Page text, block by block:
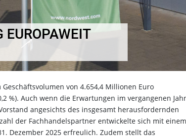
EUROPAWEIT
von 4.654,4 Millionen Euro
%). Auch wenn die Erwartungen im vergangenen Jahr
angesichts des insgesamt herausfordernden
der Fachhandelspartner entwickelte sich mit einem
Dezember 2025 erfreulich. Zudem stellt das